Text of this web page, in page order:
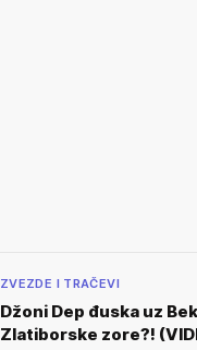
ZVEZDE I TRAČEVI
Džoni Dep đuska uz
Zlatiborske zore?!